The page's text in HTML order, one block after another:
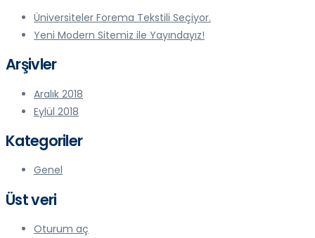
Üniversiteler Forema Tekstili Seçiyor.
Yeni Modern Sitemiz ile Yayındayız!
Arşivler
Aralık 2018
Eylül 2018
Kategoriler
Genel
Üst veri
Oturum aç